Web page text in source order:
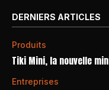
DERNIERS ARTICLES
Produits
Tiki Mini, la nouvelle
Entreprises